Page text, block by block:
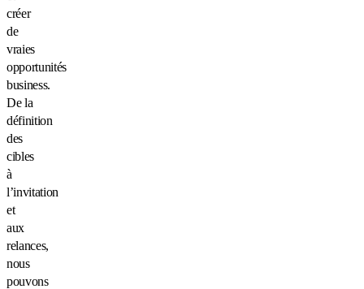
créer
de
vraies
opportunités
business.
De la
définition
des
cibles
à
l’invitation
et
aux
relances,
nous
pouvons